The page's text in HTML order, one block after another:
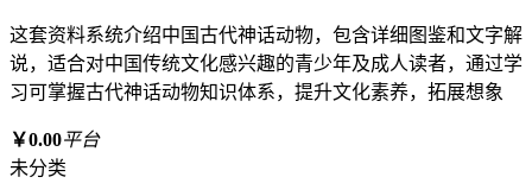
这套资料系统介绍中国古代神话动物，包含详细图鉴和文字解
说，适合对中国传统文化感兴趣的青少年及成人读者，通过学
习可掌握古代神话动物知识体系，提升文化素养，拓展想象
￥0.00平台
未分类